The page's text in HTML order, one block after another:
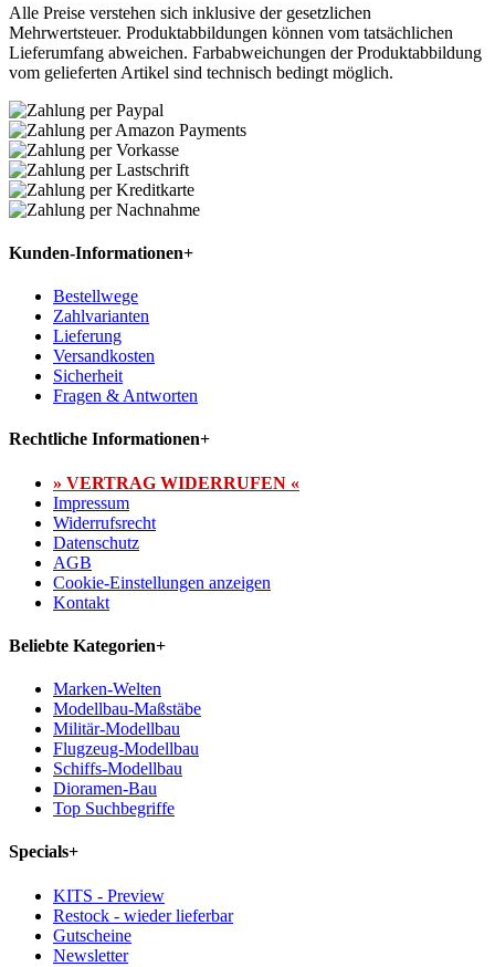
Alle Preise verstehen sich inklusive der gesetzlichen
Mehrwertsteuer. Produktabbildungen können vom tatsächlichen
Lieferumfang abweichen. Farbabweichungen der Produktabbildung
vom gelieferten Artikel sind technisch bedingt möglich.
Kunden-Informationen+
Bestellwege
Zahlvarianten
Lieferung
Versandkosten
Sicherheit
Fragen & Antworten
Rechtliche Informationen+
» VERTRAG WIDERRUFEN «
Impressum
Widerrufsrecht
Datenschutz
AGB
Cookie-Einstellungen anzeigen
Kontakt
Beliebte Kategorien+
Marken-Welten
Modellbau-Maßstäbe
Militär-Modellbau
Flugzeug-Modellbau
Schiffs-Modellbau
Dioramen-Bau
Top Suchbegriffe
Specials+
KITS - Preview
Restock - wieder lieferbar
Gutscheine
Newsletter